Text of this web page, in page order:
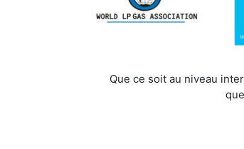
Que ce soit au niveau